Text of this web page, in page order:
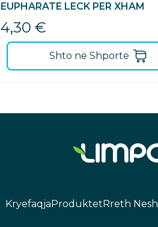
EUPHARATE LECK PER XHAM
4,30€
Shto në Shportë
KryefaqjaProduktetRreth Nesh